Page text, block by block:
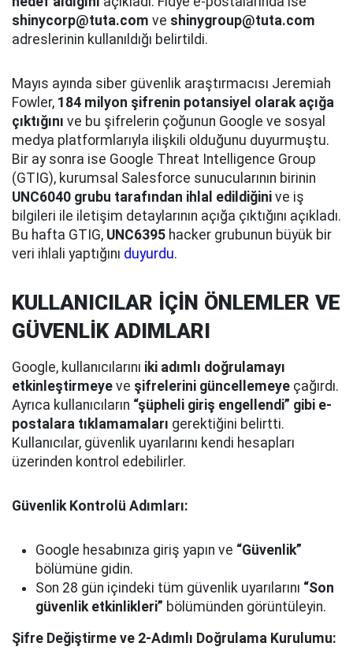
shinycorp@tuta.com ve shinygroup@tuta.com
adreslerinin kullanıldığı belirtildi.
Mayıs ayında siber güvenlik araştırmacısı Jeremiah
Fowler, 184 milyon şifrenin potansiyel olarak açığa
çıktığını ve bu şifrelerin çoğunun Google ve sosyal
medya platformlarıyla ilişkili olduğunu duyurmuştu.
Bir ay sonra ise Google Threat Intelligence Group
(GTIG), kurumsal Salesforce sunucularının birinin
UNC6040 grubu tarafından ihlal edildiğini ve iş
bilgileri ile iletişim detaylarının açığa çıktığını açıkladı.
Bu hafta GTIG, UNC6395 hacker grubunun büyük bir
veri ihlali yaptığını duyurdu.
KULLANICILAR İÇİN ÖNLEMLER VE
GÜVENLİK ADIMLARI
Google, kullanıcılarını iki adımlı doğrulamayı
etkinleştirmeye ve şifrelerini güncellemeye çağırdı.
Ayrıca kullanıcıların “şüpheli giriş engellendi” gibi e-
postalara tıklamamaları gerektiğini belirtti.
Kullanıcılar, güvenlik uyarılarını kendi hesapları
üzerinden kontrol edebilirler.
Güvenlik Kontrolü Adımları:
Google hesabınıza giriş yapın ve “Güvenlik”
bölümüne gidin.
Son 28 gün içindeki tüm güvenlik uyarılarını “Son
güvenlik etkinlikleri” bölümünden görüntüleyin.
Şifre Değiştirme ve 2-Adımlı Doğrulama Kurulumu: